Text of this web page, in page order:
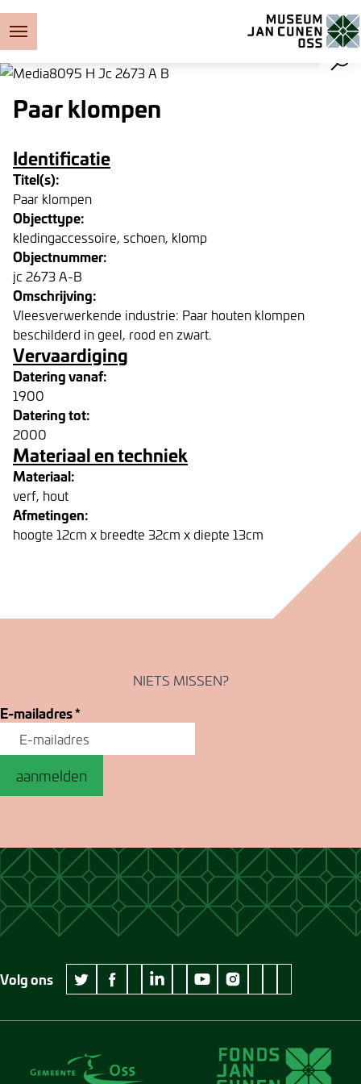
Paar klompen
Identificatie
Titel(s):
Paar klompen
Objecttype:
kledingaccessoire, schoen, klomp
Objectnummer:
jc 2673 A-B
Omschrijving:
Vleesverwerkende industrie: Paar houten klompen
beschilderd in geel, rood en zwart.
Vervaardiging
Datering vanaf:
1900
Datering tot:
2000
Materiaal en techniek
Materiaal:
verf, hout
Afmetingen:
hoogte 12cm x breedte 32cm x diepte 13cm
NIETS MISSEN?
E-mailadres*
aanmelden
Volg ons
twitter Museum Jan Cunen
facebook Museum Jan Cunen
wikipedia Museum Jan Cunen
linkedin Museum Jan Cunen
googleplus Museum Jan Cunen
youtube Museum Jan Cunen
instagram Museum